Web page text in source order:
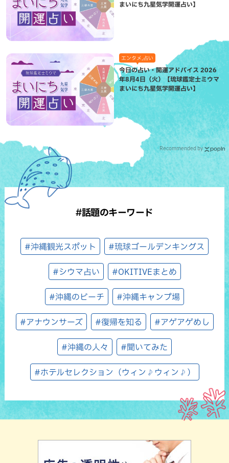
まいにち九星気学開運占い】
エンタメ,占い
今日の占い・開運アドバイス 2026
年8月4日（火）【琉球鑑定士ミウマ
まいにち九星気学開運占い】
Recommended by
#話題のキーワード
#沖縄観光スポット #琉球ゴールデンキングス
#シウマ占い #OKITIVEまとめ
#沖縄のビーチ #沖縄キャンプ場
#アナウンサーズ #復帰を知る #アゲアゲめし
#沖縄の人々 #聞いてみた
#ホテルセレクション（ウィン♪ウィン♪）